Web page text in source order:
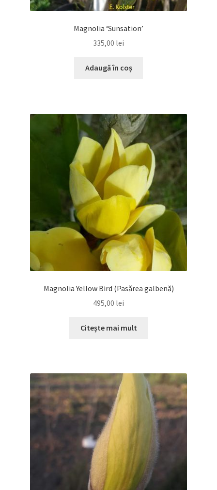
Magnolia ‘Sunsation’
335,00 lei
Adaugă în coș
Magnolia Yellow Bird (Pasărea galbenă)
495,00 lei
Citește mai mult